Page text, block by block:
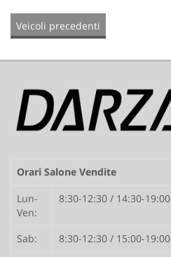
Veicoli precedenti
Orari Salone Vendite
Lun-
Ven:
8:30-12:30 / 14:30-19:00
Sab:
8:30-12:30 / 15:00-19:00